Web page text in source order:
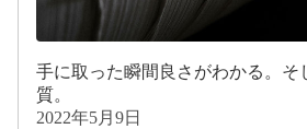
手に取った瞬間良さがわかる。そ
質。
2022年5月9日